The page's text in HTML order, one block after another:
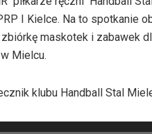
I Kielce. Na to spotkanie
maskotek i zabawek
Mielcu.
klubu Handball Stal